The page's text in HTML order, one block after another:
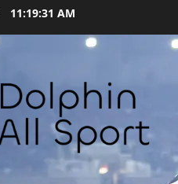
11:19:32 AM